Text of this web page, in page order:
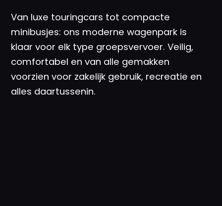
Van luxe touringcars tot compacte
minibusjes: ons moderne wagenpark is
klaar voor elk type groepsvervoer. Veilig,
comfortabel en van alle gemakken
voorzien voor zakelijk gebruik, recreatie en
alles daartussenin.